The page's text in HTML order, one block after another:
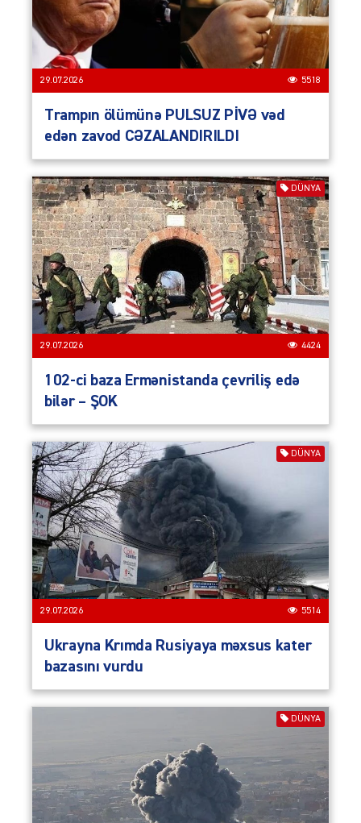
29.07.2026 5518
Trampın ölümünə PULSUZ PİVƏ vəd
edən zavod CƏZALANDIRILDI
DÜNYA
29.07.2026 4424
102-ci baza Ermənistanda çevriliş edə
bilər – ŞOK
DÜNYA
29.07.2026 5514
Ukrayna Krımda Rusiyaya məxsus kater
bazasını vurdu
DÜNYA